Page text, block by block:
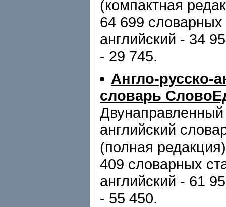
(компактная
64 699 словарных
английский - 34
- 29 745.
Англо-русско-
словарь
Двунаправленный
английский
(полная
409 словарных
английский - 61
- 55 450.